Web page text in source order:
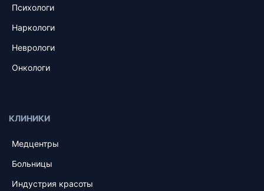
Психологи
Наркологи
Неврологи
Онкологи
КЛИНИКИ
Медцентры
Больницы
Индустрия красоты